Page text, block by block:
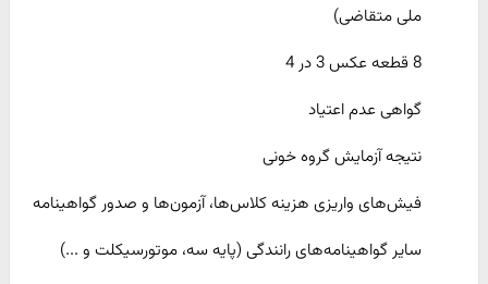
ملی متقاضی)
8 قطعه عکس 3 در 4
گواهی عدم اعتیاد
نتیجه آزمایش گروه خونی
فیش‌های واریزی هزینه کلاس‌ها، آزمون‌ها و صدور گواهینامه
سایر گواهینامه‌های رانندگی (پایه سه، موتورسیکلت و ...)